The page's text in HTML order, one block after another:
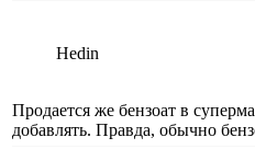
Hedin
Продается же бензоат в
добавлять. Правда, обычно